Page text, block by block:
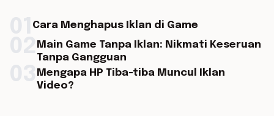
Cara Menghapus Iklan di Game
Main Game Tanpa Iklan: Nikmati Keseruan
Tanpa Gangguan
Mengapa HP Tiba-tiba Muncul Iklan
Video?